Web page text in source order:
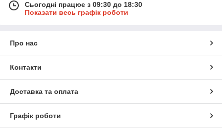
Сьогодні працює з 09:30 до 18:30
Показати весь графік роботи
Про нас
Контакти
Доставка та оплата
Графік роботи